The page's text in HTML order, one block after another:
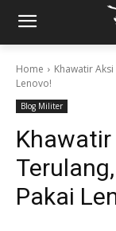
Home
Khawatir
Lenovo!
Blog Militer
Pakai